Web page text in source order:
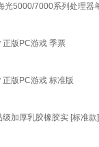
光5000/7000系列处理器
正版PC游戏 季票
版PC游戏 标准版
加厚乳胶橡胶实 [标准